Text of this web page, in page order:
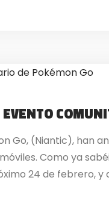
Go, (Niantic), han
Como ya
24 de febrero, y